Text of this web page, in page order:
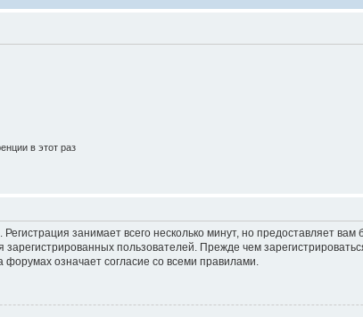
в этот раз
занимает всего несколько минут, но предоставляет
пользователей. Прежде чем
означает согласие со всеми правилами.